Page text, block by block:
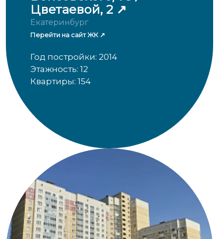
Цветаевой, 2
Екатеринбург
Перейти на сайт ЖК
Год постройки: 2014
Этажность: 12
Квартиры: 154